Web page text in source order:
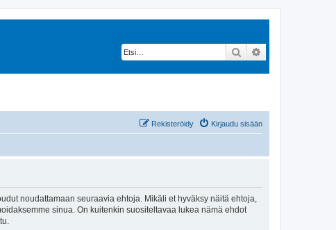
Etsi
Kirjaudu sisään
Rekisteröidy
noudattamaan seuraavia ehtoja. Mikäli et hyväksy näitä ehtoja,
sinua. On kuitenkin suositeltavaa lukea nämä ehdot